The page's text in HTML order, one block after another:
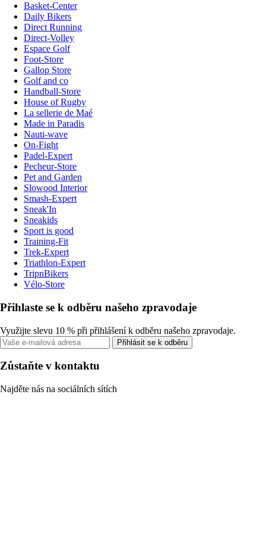
Basket-Center
Daily Bikers
Direct Running
Direct-Volley
Espace Golf
Foot-Store
Gallop Store
Golf and co
Handball-Store
House of Rugby
La sellerie de Maé
Made in Paradis
Nauti-wave
On-Fight
Padel-Expert
Pecheur-Store
Pet and Garden
Slowood Interior
Smash-Expert
Sneak'In
Sneakids
Sport is good
Training-Fit
Trek-Expert
Triathlon-Expert
TripnBikers
Vélo-Store
Přihlaste se k odběru našeho zpravodaje
Využijte slevu 10 % při přihlášení k odběru našeho zpravodaje.
Přihlásit se k odběru
Zůstaňte v kontaktu
Najděte nás na sociálních sítích